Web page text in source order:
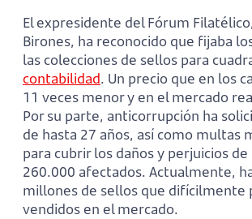
El expresidente del Fórum
Birones, ha reconocido que fijaba
las colecciones de sellos para
contabilidad. Un precio que en los
11 veces menor y en el mercado
Por su parte, anticorrupción ha
de hasta 27 años, así como multas
para cubrir los daños y perjuicios de
260.000 afectados. Actualmente,
millones de sellos que difícilmente
vendidos en el mercado.